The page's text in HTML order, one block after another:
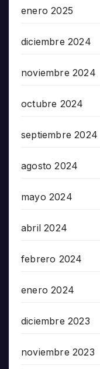
enero 2025
diciembre 2024
noviembre 2024
octubre 2024
septiembre 2024
agosto 2024
mayo 2024
abril 2024
febrero 2024
enero 2024
diciembre 2023
noviembre 2023